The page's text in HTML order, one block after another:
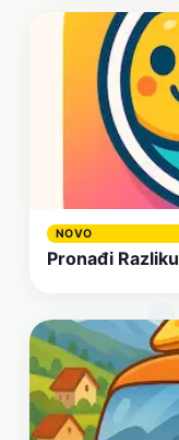
NOVO
Pronađi Razliku